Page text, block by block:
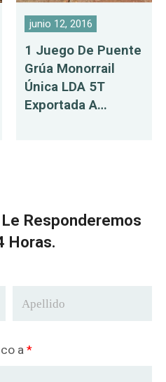
junio 12, 2016
1 Juego De Puente
Grúa Monorrail
Única LDA 5T
Exportada A
Responderemos
Horas.
a*